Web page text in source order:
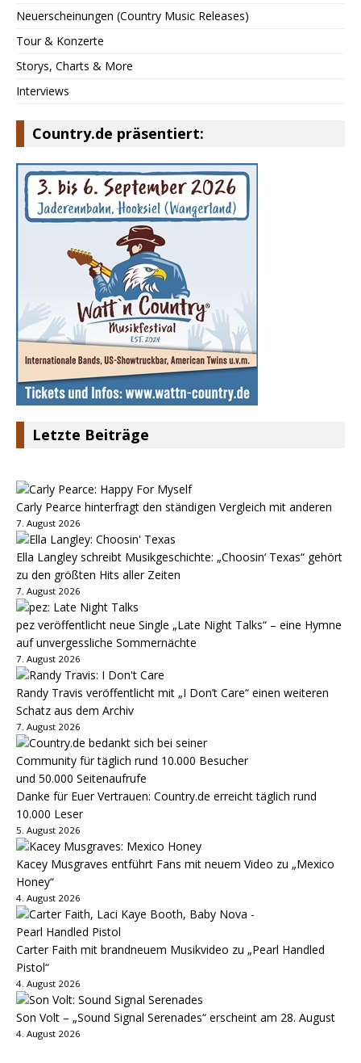
Neuerscheinungen (Country Music Releases)
Tour & Konzerte
Storys, Charts & More
Interviews
Country.de präsentiert:
Letzte Beiträge
Carly Pearce hinterfragt den ständigen Vergleich mit anderen
7. August 2026
Ella Langley schreibt Musikgeschichte: „Choosin‘ Texas“ gehört
zu den größten Hits aller Zeiten
7. August 2026
pez veröffentlicht neue Single „Late Night Talks“ – eine Hymne
auf unvergessliche Sommernächte
7. August 2026
Randy Travis veröffentlicht mit „I Don’t Care“ einen weiteren
Schatz aus dem Archiv
7. August 2026
Danke für Euer Vertrauen: Country.de erreicht täglich rund
10.000 Leser
5. August 2026
Kacey Musgraves entführt Fans mit neuem Video zu „Mexico
Honey“
4. August 2026
Carter Faith mit brandneuem Musikvideo zu „Pearl Handled
Pistol“
4. August 2026
Son Volt – „Sound Signal Serenades“ erscheint am 28. August
4. August 2026